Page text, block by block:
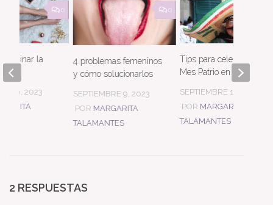
0
4 problemas femeninos
y cómo solucionarlos
SEPTIEMBRE 9, 2023
POR MARGARITA
TALAMANTES
Tips para celebrar el
Mes Patrio en México
SEPTIEMBRE 1, 2025
POR MARGARITA
TALAMANTES
0
eliminar la
9, 2023
2 RESPUESTAS